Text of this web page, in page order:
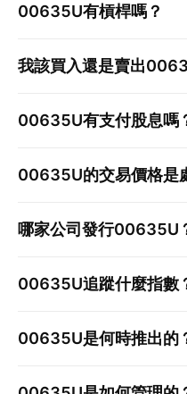
00635U有槓桿嗎？
我該買入還是賣出
00635U有支付股息嗎
00635U的交易價格是
哪家公司發行00635U
00635U追蹤什麼指數
00635U是何時推出的